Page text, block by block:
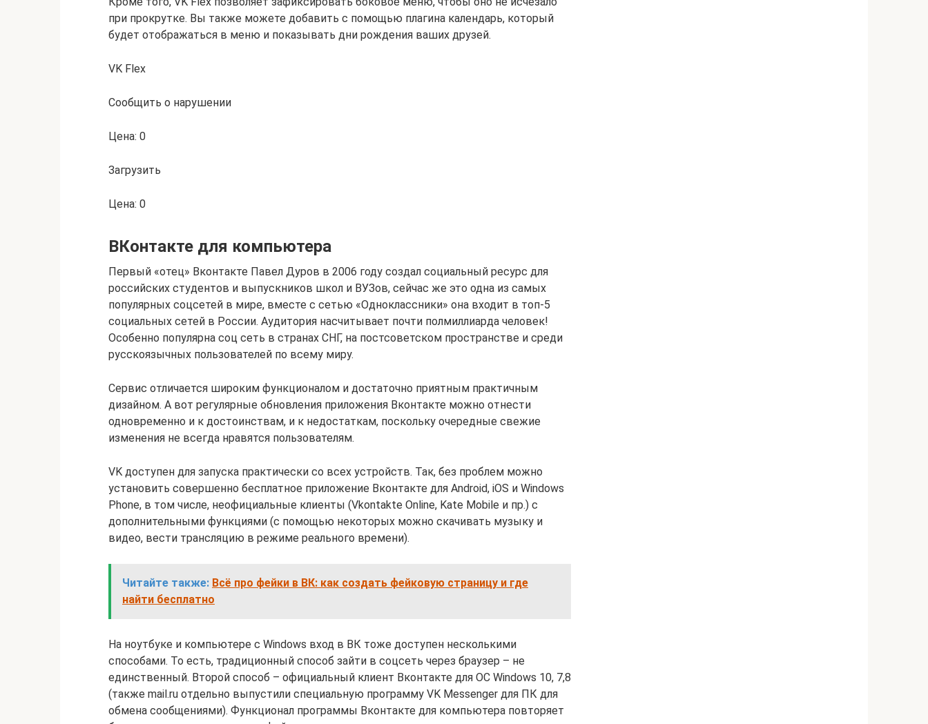
при прокрутке. Вы также можете добавить с помощью плагина календарь, который
будет отображаться в меню и показывать дни рождения ваших друзей.
VK Flex
Сообщить о нарушении
Цена: 0
Загрузить
Цена: 0
ВКонтакте для компьютера
Первый «отец» Вконтакте Павел Дуров в 2006 году создал социальный ресурс для
российских студентов и выпускников школ и ВУЗов, сейчас же это одна из самых
популярных соцсетей в мире, вместе с сетью «Одноклассники» она входит в топ-5
социальных сетей в России. Аудитория насчитывает почти полмиллиарда человек!
Особенно популярна соц сеть в странах СНГ, на постсоветском пространстве и среди
русскоязычных пользователей по всему миру.
Сервис отличается широким функционалом и достаточно приятным практичным
дизайном. А вот регулярные обновления приложения Вконтакте можно отнести
одновременно и к достоинствам, и к недостаткам, поскольку очередные свежие
изменения не всегда нравятся пользователям.
VK доступен для запуска практически со всех устройств. Так, без проблем можно
установить совершенно бесплатное приложение Вконтакте для Android, iOS и Windows
Phone, в том числе, неофициальные клиенты (Vkontakte Online, Kate Mobile и пр.) с
дополнительными функциями (с помощью некоторых можно скачивать музыку и
видео, вести трансляцию в режиме реального времени).
Читайте также: Всё про фейки в ВК: как создать фейковую страницу и где
найти бесплатно
На ноутбуке и компьютере с Windows вход в ВК тоже доступен несколькими
способами. То есть, традиционный способ зайти в соцсеть через браузер – не
единственный. Второй способ ­– официальный клиент Вконтакте для ОС Windows 10, 7,8
(также mail.ru отдельно выпустили специальную программу VK Messenger для ПК для
обмена сообщениями). Функционал программы Вконтакте для компьютера повторяет